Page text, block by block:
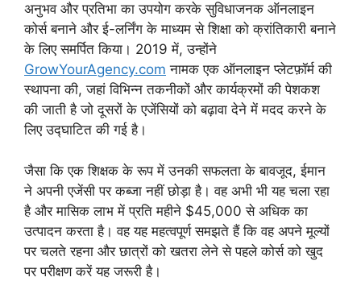
अनुभव और प्रतिभा का उपयोग करके सुविधाजनक ऑनलाइन
कोर्स बनाने और ई-लर्निंग के माध्यम से शिक्षा को क्रांतिकारी बनाने
के लिए समर्पित किया। 2019 में, उन्होंने
GrowYourAgency.com नामक एक ऑनलाइन प्लेटफ़ॉर्म की
स्थापना की, जहां विभिन्न तकनीकों और कार्यक्रमों की पेशकश
की जाती है जो दूसरों के एजेंसियों को बढ़ावा देने में मदद करने के
लिए उद्घाटित की गई है।
जैसा कि एक शिक्षक के रूप में उनकी सफलता के बावजूद, ईमान
ने अपनी एजेंसी पर कब्जा नहीं छोड़ा है। वह अभी भी यह चला रहा
है और मासिक लाभ में प्रति महीने $45,000 से अधिक का
उत्पादन करता है। वह यह महत्वपूर्ण समझते हैं कि वह अपने मूल्यों
पर चलते रहना और छात्रों को खतरा लेने से पहले कोर्स को खुद
पर परीक्षण करें यह जरूरी है।